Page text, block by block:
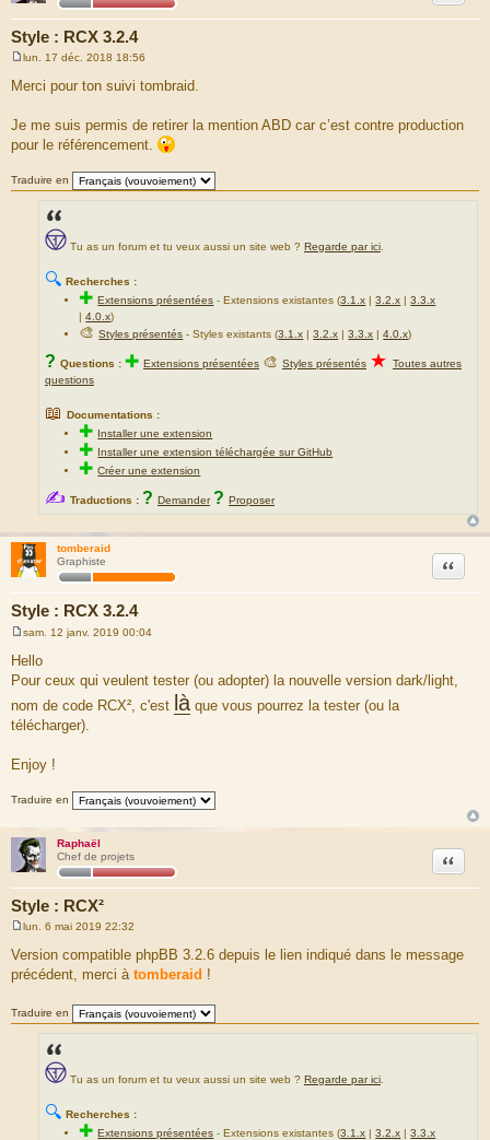
Style : RCX 3.2.4
s
g
e
lun. 17 déc. 2018 18:56
Merci pour ton suivi tombraid.
Je me suis permis de retirer la mention ABD car c’est contre production
pour le référencement.
Traduire en
Tu as un forum et tu veux aussi un site web ? Regarde par ici
🔍 Recherches :
✚Extensions présentées -Extensions existantes (3.1.x |3.2.x |3.3.x
|4.0.x)
🎨Styles présentés - Styles existants (3.1.x |3.2.x |3.3.x |4.0.x)
? Questions : ✚ Extensions présentées 🎨 Styles présentés ★ Toutes autres
questions
📖 Documentations :
✚ Installer une extension
✚ Installer une extension téléchargée sur GitHub
✚Créer une extension
✍ Traductions : ? Demander ? Proposer
tomberaid
Graphiste
Style : RCX 3.2.4
Citation
e
s
s
g
e
sam. 12 janv. 2019 00:04
Hello
Pour ceux qui veulent tester (ou adopter) la nouvelle version dark/light,
nom de code RCX², c'est là que vous pourrez la tester (ou la
télécharger).
Enjoy !
Traduire en
Raphaël
Chef de projets
Style : RCX²
Citation
e
s
s
e
lun. 6 mai 2019 22:32
Version compatible phpBB 3.2.6 depuis le lien indiqué dans le message
précédent, merci à tomberaid !
Traduire en
Tu as un forum et tu veux aussi un site web ? Regarde par ici
🔍 Recherches :
✚Extensions présentées -Extensions existantes (3.1.x |3.2.x |3.3.x